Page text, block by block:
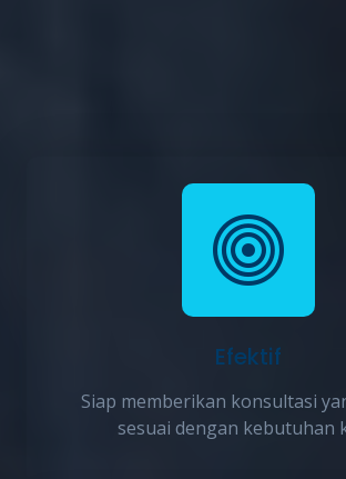
Efektif
Siap memberikan konsultasi
sesuai dengan kebutuhan